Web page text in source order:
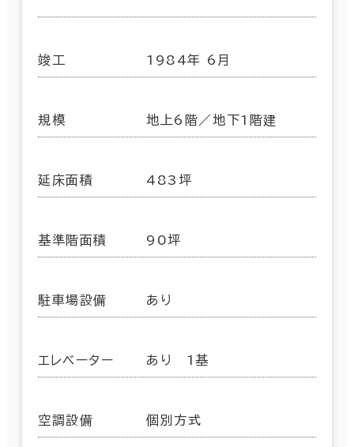
竣工 1984年 6月
規模 地上6階／地下1階建
延床面積 483坪
基準階面積 90坪
駐車場設備 あり
エレベーター あり 1基
空調設備 個別方式